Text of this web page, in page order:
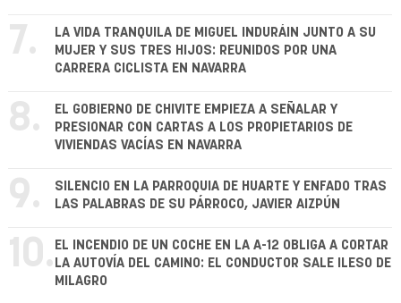
7.
LA VIDA TRANQUILA DE MIGUEL INDURÁIN JUNTO A SU
MUJER Y SUS TRES HIJOS: REUNIDOS POR UNA
CARRERA CICLISTA EN NAVARRA
8.
EL GOBIERNO DE CHIVITE EMPIEZA A SEÑALAR Y
PRESIONAR CON CARTAS A LOS PROPIETARIOS DE
VIVIENDAS VACÍAS EN NAVARRA
9.
SILENCIO EN LA PARROQUIA DE HUARTE Y ENFADO TRAS
LAS PALABRAS DE SU PÁRROCO, JAVIER AIZPÚN
10. EL INCENDIO DE UN COCHE EN LA A-12 OBLIGA A CORTAR
LA AUTOVÍA DEL CAMINO: EL CONDUCTOR SALE ILESO DE
MILAGRO